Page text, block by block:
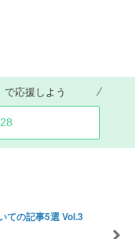
応援しよう
ての記事5選 Vol.3